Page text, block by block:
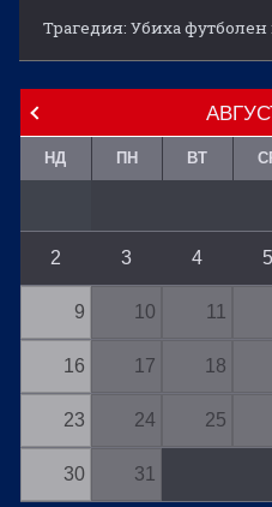
Трагедия: Убиха
НД ПН ВТ
2 3 4 5
9 10 11
16 17 18
23 24 25
30 31